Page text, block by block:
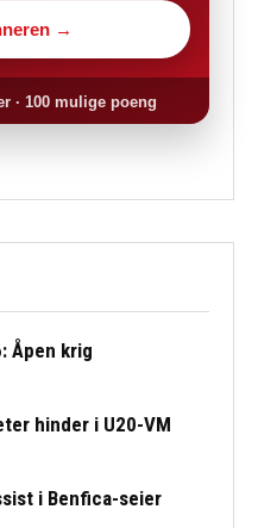
→
· 100 mulige poeng
Åpen krig
hinder i U20-VM
i Benfica-seier